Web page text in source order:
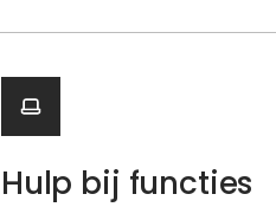
Hulp bij functies